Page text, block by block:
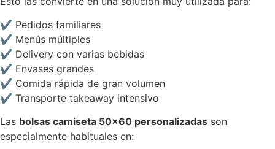
✔ Pedidos familiares
✔ Menús múltiples
✔ Delivery con varias bebidas
✔ Envases grandes
✔ Comida rápida de gran volumen
✔ Transporte takeaway intensivo
Las bolsas camiseta 50×60 personalizadas son
especialmente habituales en: